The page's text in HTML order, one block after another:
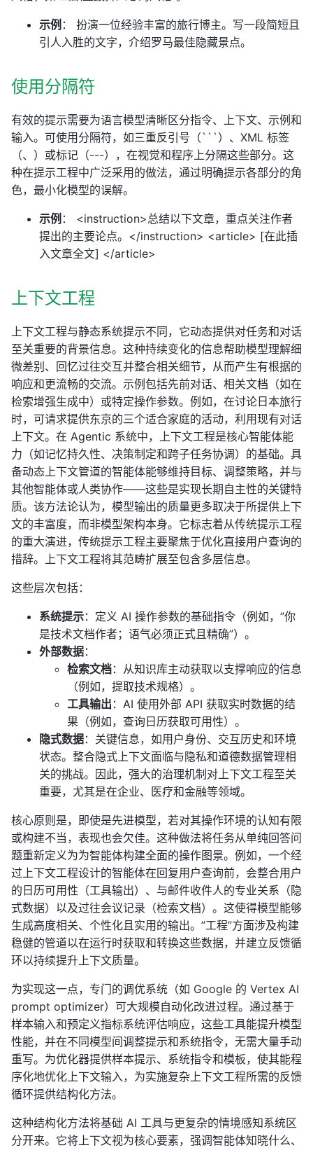
示例 ： 扮演一位经验丰富的旅行博主。写一段简短且
引人入胜的文字，介绍罗马最佳隐藏景点。
使用分隔符
有效的提示需要为语言模型清晰区分指令、上下文、示例和
输入。可使用分隔符，如三重反引号（```）、XML 标签
（、 ）或标记（---），在视觉和程序上分隔这些部分。这
种在提示工程中广泛采用的做法，通过明确提示各部分的角
色，最小化模型的误解。
示例 ： <instruction>总结以下文章，重点关注作者
提出的主要论点。</instruction> <article> [在此插
入文章全文] </article>
上下文工程
上下文工程与静态系统提示不同，它动态提供对任务和对话
至关重要的背景信息。这种持续变化的信息帮助模型理解细
微差别、回忆过往交互并整合相关细节，从而产生有根据的
响应和更流畅的交流。示例包括先前对话、相关文档（如在
检索增强生成中）或特定操作参数。例如，在讨论日本旅行
时，可请求提供东京的三个适合家庭的活动，利用现有对话
上下文。在 Agentic 系统中，上下文工程是核心智能体能
力（如记忆持久性、决策制定和跨子任务协调）的基础。具
备动态上下文管道的智能体能够维持目标、调整策略，并与
其他智能体或人类协作——这些是实现长期自主性的关键特
质。该方法论认为，模型输出的质量更多取决于所提供上下
文的丰富度，而非模型架构本身。它标志着从传统提示工程
的重大演进，传统提示工程主要聚焦于优化直接用户查询的
措辞。上下文工程将其范畴扩展至包含多层信息。
这些层次包括：
系统提示：定义 AI 操作参数的基础指令（例如，”你
是技术文档作者；语气必须正式且精确”）。
外部数据：
检索文档：从知识库主动获取以支撑响应的信息
（例如，提取技术规格）。
工具输出 ：AI 使用外部 API 获取实时数据的结
果（例如，查询日历获取可用性）。
隐式数据：关键信息，如用户身份、交互历史和环境
状态。整合隐式上下文面临与隐私和道德数据管理相
关的挑战。因此，强大的治理机制对上下文工程至关
重要，尤其是在企业、医疗和金融等领域。
核心原则是，即使是先进模型，若对其操作环境的认知有限
或构建不当，表现也会欠佳。这种做法将任务从单纯回答问
题重新定义为为智能体构建全面的操作图景。例如，一个经
过上下文工程设计的智能体在回复用户查询前，会整合用户
的日历可用性（工具输出）、与邮件收件人的专业关系（隐
式数据）以及过往会议记录（检索文档）。这使得模型能够
生成高度相关、个性化且实用的输出。”工程”方面涉及构建
稳健的管道以在运行时获取和转换这些数据，并建立反馈循
环以持续提升上下文质量。
为实现这一点，专门的调优系统（如 Google 的 Vertex AI
prompt optimizer）可大规模自动化改进过程。通过基于
样本输入和预定义指标系统评估响应，这些工具能提升模型
性能，并在不同模型间调整提示和系统指令，无需大量手动
重写。为优化器提供样本提示、系统指令和模板，使其能程
序化地优化上下文输入，为实施复杂上下文工程所需的反馈
循环提供结构化方法。
这种结构化方法将基础 AI 工具与更复杂的情境感知系统区
分开来。它将上下文视为核心要素，强调智能体知晓什么、